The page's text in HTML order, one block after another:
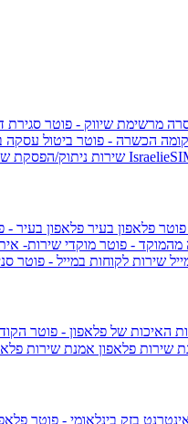
מרשימת שיווק - פוטר סגירת
הכשרה - פוטר ביטול עסקה
שירות ניתוק/הפסקת
פלאפון בעיר פלאפון בעיר -
מהמוקד - פוטר מוקדי שירות-
שירות לקוחות במייל - פוטר
האיכות של פלאפון - פוטר
שירות פלאפון אמנת שירות
בזק בינלאומי - פוטר